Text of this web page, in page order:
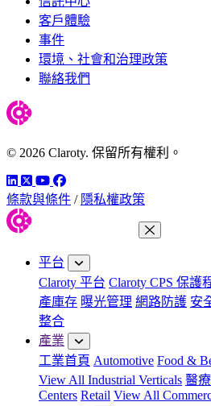
客戶體驗
事件
環境、社會和治理政策
聯絡我們
© 2026 Claroty. 保留所有權利。
LinkedIn
TwitterYouTube
Facebook
條款與條件 / 隱私權政策
平台
Claroty 平台 Claroty CPS 保護
產庫存 曝光管理 網路防護 安
整合
產業
工業首頁 Automotive Food &
View All Industrial Verticals 醫
Centers Retail View All